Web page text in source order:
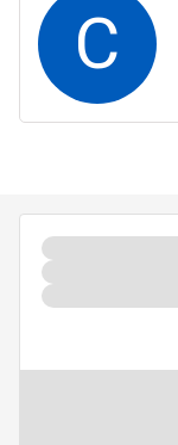
C